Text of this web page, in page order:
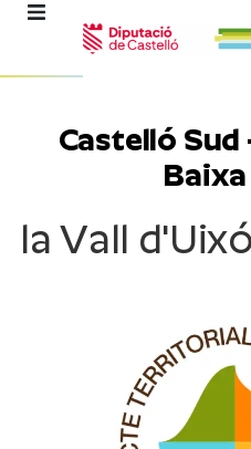
Vés
Castelló Sud
Baixa
la Vall d'Uixó